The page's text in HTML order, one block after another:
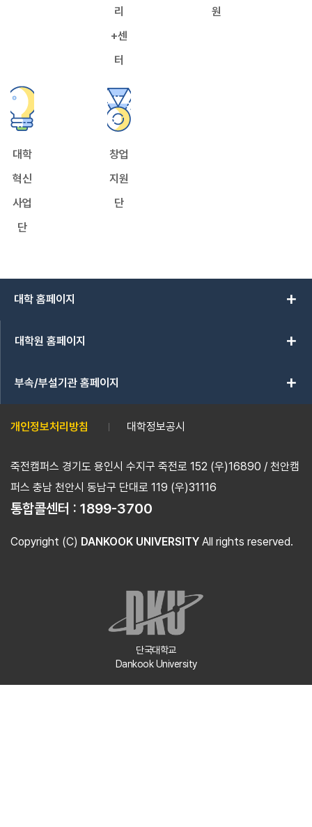
리
+센
터
원
대학
혁신
사업
단
창업
지원
단
대학 홈페이지 add
대학원 홈페이지 add
부속/부설기관 홈페이지 add
개인정보처리방침 대학정보공시
죽전캠퍼스 경기도 용인시 수지구 죽전로 152 (우)16890 / 천안캠
퍼스 충남 천안시 동남구 단대로 119 (우)31116
통합콜센터 : 1899-3700
Copyright (C) DANKOOK UNIVERSITY All rights reserved.
단국대학교
Dankook University